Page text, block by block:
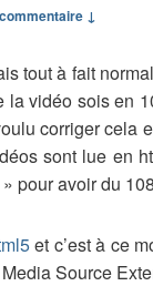
↓
tout à fait
la vidéo sois en
corriger cela
sont lue en
pour avoir du
et c’est à ce
Source